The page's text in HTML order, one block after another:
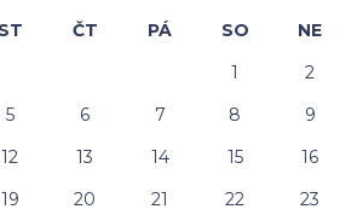
ST ČT PÁ SO
NE
1
2
5 6 7 8
9
12 13 14 15
16
19 20 21 22
23